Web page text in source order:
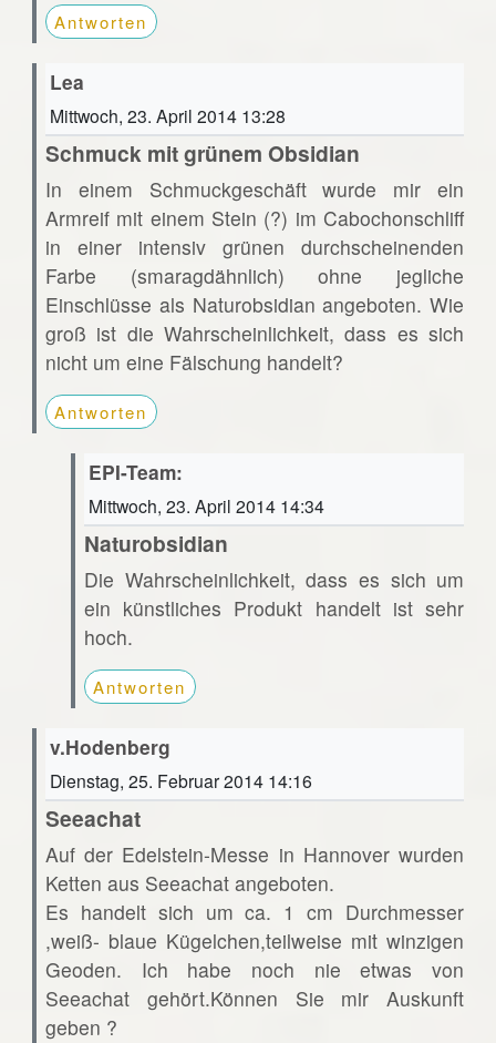
Antworten
Lea
Mittwoch, 23. April 2014 13:28
Schmuck mit grünem Obsidian
In einem Schmuckgeschäft wurde mir ein
Armreif mit einem Stein (?) im Cabochonschliff
in einer intensiv grünen durchscheinenden
Farbe (smaragdähnlich) ohne jegliche
Einschlüsse als Naturobsidian angeboten. Wie
groß ist die Wahrscheinlichkeit, dass es sich
nicht um eine Fälschung handelt?
Antworten
EPI-Team:
Mittwoch, 23. April 2014 14:34
Naturobsidian
Die Wahrscheinlichkeit, dass es sich um
ein künstliches Produkt handelt ist sehr
hoch.
Antworten
v.Hodenberg
Dienstag, 25. Februar 2014 14:16
Seeachat
Auf der Edelstein-Messe in Hannover wurden
Ketten aus Seeachat angeboten.
Es handelt sich um ca. 1 cm Durchmesser
,weiß- blaue Kügelchen,teilweise mit winzigen
Geoden. Ich habe noch nie etwas von
Seeachat gehört.Können Sie mir Auskunft
geben ?